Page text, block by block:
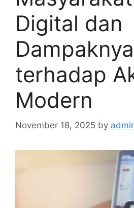
Digital dan
Dampaknya
terhadap
Modern
November 18, 2025 by